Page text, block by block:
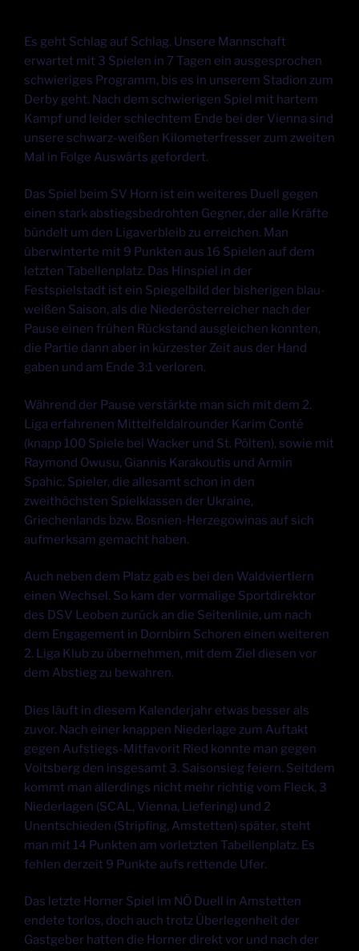
Es geht Schlag auf Schlag. Unsere Mannschaft
erwartet mit 3 Spielen in 7 Tagen ein ausgesprochen
schwieriges Programm, bis es in unserem Stadion zum
Derby geht. Nach dem schwierigen Spiel mit hartem
Kampf und leider schlechtem Ende bei der Vienna sind
unsere schwarz-weißen Kilometerfresser zum zweiten
Mal in Folge Auswärts gefordert.
Das Spiel beim SV Horn ist ein weiteres Duell gegen
einen stark abstiegsbedrohten Gegner, der alle Kräfte
bündelt um den Ligaverbleib zu erreichen. Man
überwinterte mit 9 Punkten aus 16 Spielen auf dem
letzten Tabellenplatz. Das Hinspiel in der
Festspielstadt ist ein Spiegelbild der bisherigen blau-
weißen Saison, als die Niederösterreicher nach der
Pause einen frühen Rückstand ausgleichen konnten,
die Partie dann aber in kürzester Zeit aus der Hand
gaben und am Ende 3:1 verloren.
Während der Pause verstärkte man sich mit dem 2.
Liga erfahrenen Mittelfeldalrounder Karim Conté
(knapp 100 Spiele bei Wacker und St. Pölten), sowie mit
Raymond Owusu, Giannis Karakoutis und Armin
Spahic. Spieler, die allesamt schon in den
zweithöchsten Spielklassen der Ukraine,
Griechenlands bzw. Bosnien-Herzegowinas auf sich
aufmerksam gemacht haben.
Auch neben dem Platz gab es bei den Waldviertlern
einen Wechsel. So kam der vormalige Sportdirektor
des DSV Leoben zurück an die Seitenlinie, um nach
dem Engagement in Dornbirn Schoren einen weiteren
2. Liga Klub zu übernehmen, mit dem Ziel diesen vor
dem Abstieg zu bewahren.
Dies läuft in diesem Kalenderjahr etwas besser als
zuvor. Nach einer knappen Niederlage zum Auftakt
gegen Aufstiegs-Mitfavorit Ried konnte man gegen
Voitsberg den insgesamt 3. Saisonsieg feiern. Seitdem
kommt man allerdings nicht mehr richtig vom Fleck, 3
Niederlagen (SCAL, Vienna, Liefering) und 2
Unentschieden (Stripfing, Amstetten) später, steht
man mit 14 Punkten am vorletzten Tabellenplatz. Es
fehlen derzeit 9 Punkte aufs rettende Ufer.
Das letzte Horner Spiel im NÖ Duell in Amstetten
endete torlos, doch auch trotz Überlegenheit der
Gastgeber hatten die Horner direkt vor und nach der